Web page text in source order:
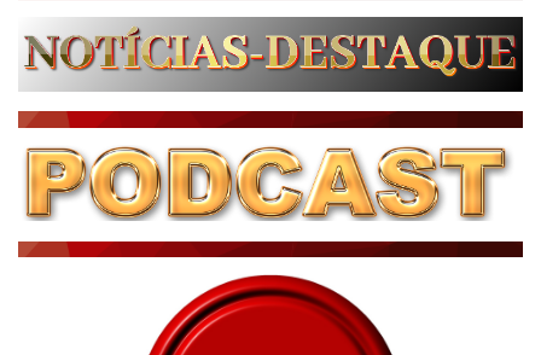
PODCAST - PONTO DE VISTA
BRASIL DE FATO - ÚLTIMAS NOTÍCIAS
NOTÍCIAS DESTAQUE DO DIA
BRASIL NOTÍCIAS
ÚLTIMAS NOTÍCIAS
NOTÍCIAS TAMBÉM NA TELA
BRASIL MUNDO AO VIVO
JORNAL DO BRASIL